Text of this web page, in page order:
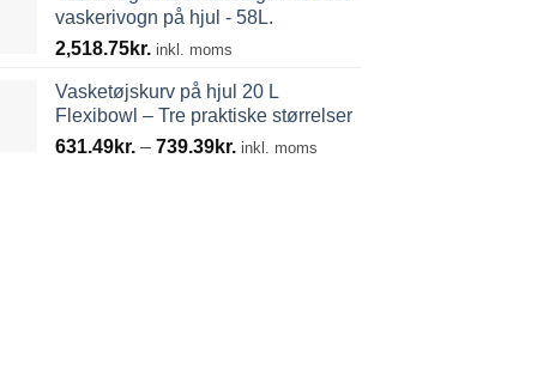
vaskerivogn på hjul - 58L.
2,518.75kr. inkl. moms
Vasketøjskurv på hjul 20 L
Flexibowl – Tre praktiske størrelser
631.49kr. – 739.39kr. Prisinterval:
inkl. moms